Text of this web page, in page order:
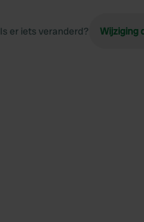
Is er iets veranderd? Wijziging